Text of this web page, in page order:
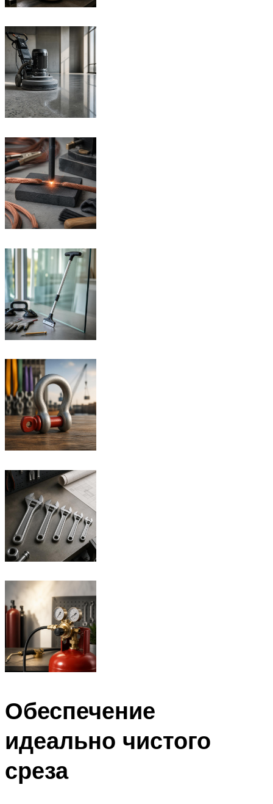
Обеспечение
идеально чистого
среза